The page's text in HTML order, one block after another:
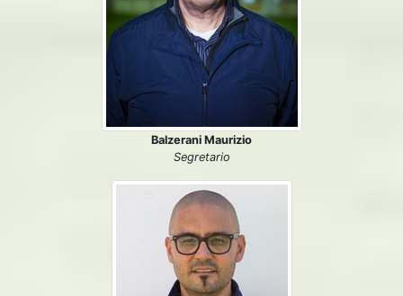
Balzerani Maurizio
Segretario